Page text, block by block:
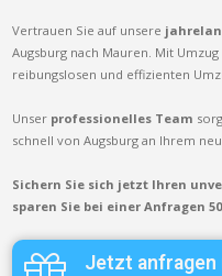
Vertrauen Sie auf unsere
Augsburg nach Mauren. Mit
reibungslosen und effizienten
Unser professionelles Team
schnell von Augsburg an Ihrem
Sichern Sie sich jetzt Ihren
sparen Sie bei einer Anfragen
Jetzt anfragen